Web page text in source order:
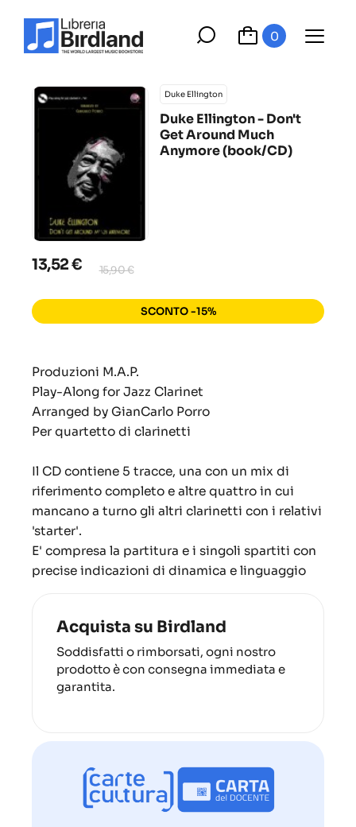
0
Duke Ellington
Duke Ellington - Don't
Get Around Much
Anymore (book/CD)
13,52 € 15,90 €
SCONTO -15%
Produzioni M.A.P.
Play-Along for Jazz Clarinet
Arranged by GianCarlo Porro
Per quartetto di clarinetti
Il CD contiene 5 tracce, una con un mix di
riferimento completo e altre quattro in cui
mancano a turno gli altri clarinetti con i relativi
'starter'.
E' compresa la partitura e i singoli spartiti con
precise indicazioni di dinamica e linguaggio
Acquista su Birdland
Soddisfatti o rimborsati, ogni nostro
prodotto è con consegna immediata e
garantita.